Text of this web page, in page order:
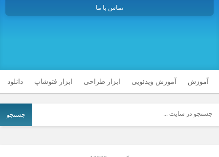
تماس با ما
آموزش آموزش ویدئویی ابزار طراحی ابزار فتوشاپ دانلود
جستجو